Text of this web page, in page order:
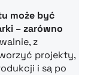
może być
– zarówno
z
projekty,
i są po